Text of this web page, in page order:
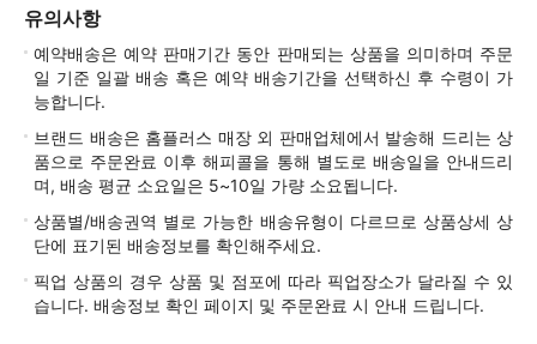
유의사항
예약배송은 예약 판매기간 동안 판매되는 상품을 의미하며 주문
일 기준 일괄 배송 혹은 예약 배송기간을 선택하신 후 수령이 가
능합니다.
브랜드 배송은 홈플러스 매장 외 판매업체에서 발송해 드리는 상
품으로 주문완료 이후 해피콜을 통해 별도로 배송일을 안내드리
며, 배송 평균 소요일은 5~10일 가량 소요됩니다.
상품별/배송권역 별로 가능한 배송유형이 다르므로 상품상세 상
단에 표기된 배송정보를 확인해주세요.
픽업 상품의 경우 상품 및 점포에 따라 픽업장소가 달라질 수 있
습니다. 배송정보 확인 페이지 및 주문완료 시 안내 드립니다.